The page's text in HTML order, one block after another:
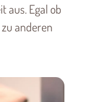
aus. Egal ob
anderen